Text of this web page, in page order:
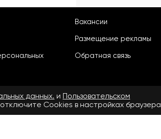
Вакансии
Размещение рекламы
Обратная связь
данных. и Пользовательском
Cookies в настройках браузера